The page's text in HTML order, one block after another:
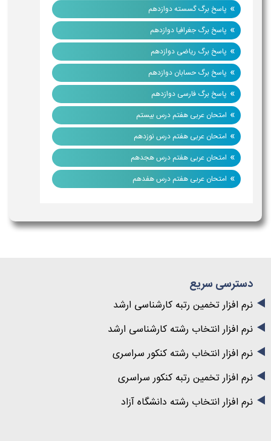
» پاسخ برگ گسسته دوازدهم
» پاسخ برگ جغرافیا دوازدهم
» پاسخ برگ ریاضی دوازدهم
» پاسخ برگ حسابان دوازدهم
» پاسخ برگ فارسی دوازدهم
» امتحان عربی هفتم درس بیستم
» امتحان عربی هفتم درس نوزدهم
» امتحان عربی هفتم درس هجدهم
» امتحان عربی هفتم درس هفدهم
دسترسی سریع
نرم افزار تخمین رتبه کارشناسی ارشد
نرم افزار انتخاب رشته کارشناسی ارشد
نرم افزار انتخاب رشته کنکور سراسری
نرم افزار تخمین رتبه کنکور سراسری
نرم افزار انتخاب رشته دانشگاه آزاد